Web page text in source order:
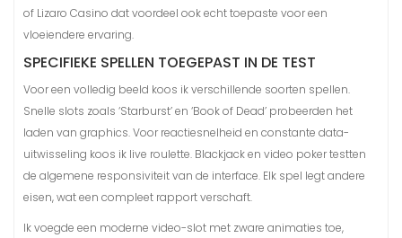
of Lizaro Casino dat voordeel ook echt toepaste voor een
vloeiendere ervaring.
SPECIFIEKE SPELLEN TOEGEPAST IN DE TEST
Voor een volledig beeld koos ik verschillende soorten spellen.
Snelle slots zoals ‘Starburst’ en ‘Book of Dead’ probeerden het
laden van graphics. Voor reactiesnelheid en constante data-
uitwisseling koos ik live roulette. Blackjack en video poker testten
de algemene responsiviteit van de interface. Elk spel legt andere
eisen, wat een compleet rapport verschaft.
Ik voegde een moderne video-slot met zware animaties toe,